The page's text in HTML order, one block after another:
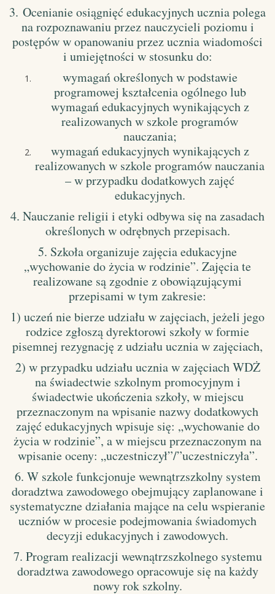
3. Ocenianie osiągnięć edukacyjnych ucznia polega
na rozpoznawaniu przez nauczycieli poziomu i
postępów w opanowaniu przez ucznia wiadomości
i umiejętności w stosunku do:
wymagań określonych w podstawie
programowej kształcenia ogólnego lub
wymagań edukacyjnych wynikających z
realizowanych w szkole programów
nauczania;
wymagań edukacyjnych wynikających z
realizowanych w szkole programów nauczania
– w przypadku dodatkowych zajęć
edukacyjnych.
4. Nauczanie religii i etyki odbywa się na zasadach
określonych w odrębnych przepisach.
5. Szkoła organizuje zajęcia edukacyjne
„wychowanie do życia w rodzinie”. Zajęcia te
realizowane są zgodnie z obowiązującymi
przepisami w tym zakresie:
1) uczeń nie bierze udziału w zajęciach, jeżeli jego
rodzice zgłoszą dyrektorowi szkoły w formie
pisemnej rezygnację z udziału ucznia w zajęciach,
2) w przypadku udziału ucznia w zajęciach WDŻ
na świadectwie szkolnym promocyjnym i
świadectwie ukończenia szkoły, w miejscu
przeznaczonym na wpisanie nazwy dodatkowych
zajęć edukacyjnych wpisuje się: „wychowanie do
życia w rodzinie”, a w miejscu przeznaczonym na
wpisanie oceny: „uczestniczył”/”uczestniczyła”.
6. W szkole funkcjonuje wewnątrzszkolny system
doradztwa zawodowego obejmujący zaplanowane i
systematyczne działania mające na celu wspieranie
uczniów w procesie podejmowania świadomych
decyzji edukacyjnych i zawodowych.
7. Program realizacji wewnątrzszkolnego systemu
doradztwa zawodowego opracowuje się na każdy
nowy rok szkolny.